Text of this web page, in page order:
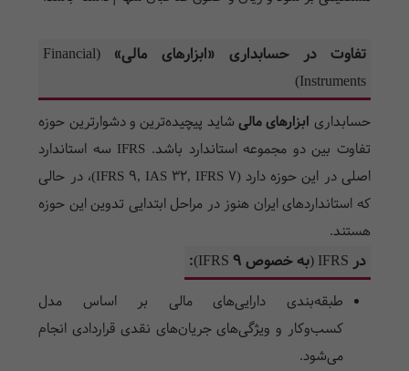
تفاوت در حسابداری «ابزارهای مالی» (Financial
Instruments)
حسابداری ابزارهای مالی شاید پیچیده‌ترین و دشوارترین حوزه
تفاوت بین دو مجموعه استاندارد باشد. IFRS سه استاندارد
اصلی در این حوزه دارد (IFRS 9, IAS 32, IFRS 7)، در حالی
که استانداردهای ایران هنوز در مراحل ابتدایی تدوین این حوزه
هستند.
در IFRS (به خصوص IFRS 9):
طبقه‌بندی دارایی‌های مالی بر اساس مدل
کسب‌وکار و ویژگی‌های جریان‌های نقدی قراردادی انجام
می‌شود.